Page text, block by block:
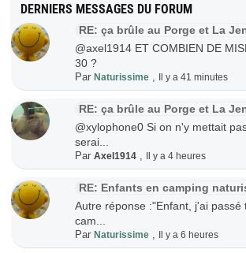
DERNIERS MESSAGES DU FORUM
RE: ça brûle au Porge et La
@axel1914 ET COMBIEN DE
30 ?
ParNaturissime Il y a 41 minutes
RE: ça brûle au Porge et La
@xylophone0 Si on n'y mettait
serai...
ParAxel1914 Il y a 4 heures
RE: Enfants en camping
Autre réponse :"Enfant, j'ai passé
cam...
ParNaturissime Il y a 6 heures